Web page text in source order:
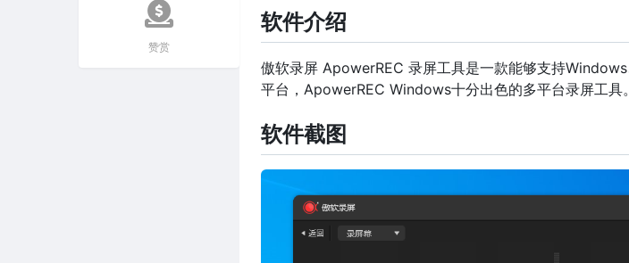
赞赏
软件介绍
傲软录屏 ApowerREC 录屏工具是一款能够支持
平台，ApowerREC Windows十分出色的多平台录屏工具。
软件截图